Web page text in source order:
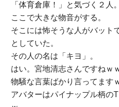
「体育倉庫！」と気づく２人。
ここで大きな物音がする。
そこには怖そうな人がバット
としていた。
その人の名は「キヨ」。
はい。宮地清志さんですねｗ
物騒な言葉ばかり言ってます
アバターはパイナップル柄の